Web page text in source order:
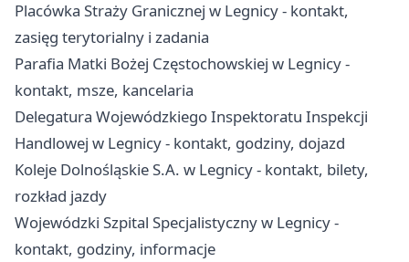
Placówka Straży Granicznej w Legnicy - kontakt,
zasięg terytorialny i zadania
Parafia Matki Bożej Częstochowskiej w Legnicy -
kontakt, msze, kancelaria
Delegatura Wojewódzkiego Inspektoratu Inspekcji
Handlowej w Legnicy - kontakt, godziny, dojazd
Koleje Dolnośląskie S.A. w Legnicy - kontakt, bilety,
rozkład jazdy
Wojewódzki Szpital Specjalistyczny w Legnicy -
kontakt, godziny, informacje